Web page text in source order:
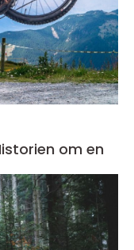
om en